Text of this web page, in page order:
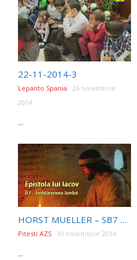
22-11-2014-3
Lepanto Spania
26 noiembrie
2014
...
HORST MUELLER – SB7 – Îmblânzirea limbii
Pitesti AZS 10 noiembrie 2014
...